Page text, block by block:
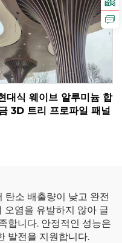
대식 웨이브 알루미늄 합
3D 트리 프로파일 패널
탄소 배출량이 낮고 완전
오염을 유발하지 않아 글
합니다. 안정적인 성능은
발전을 지원합니다.